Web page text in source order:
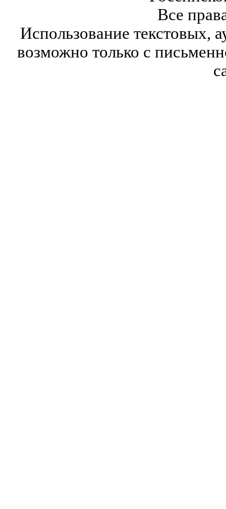
Все
Использование текстовых,
возможно только с